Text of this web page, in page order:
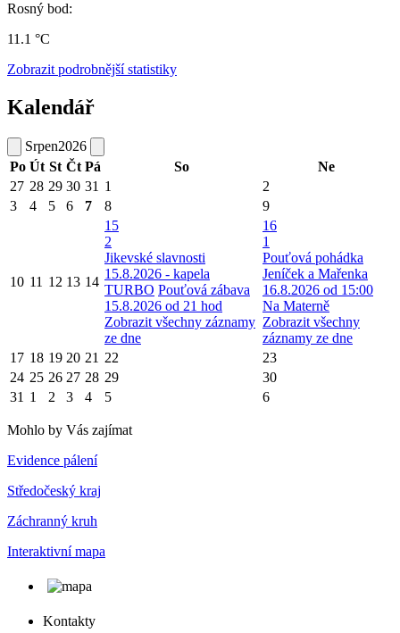
Rosný bod:
11.1 °C
Zobrazit podrobnější statistiky
Kalendář
Srpen2026
Po Út St Čt Pá So
Ne
27 28 29 30 31 1
2
3
4 5 6 7 8 9
10 11 12 13 14
15
2
Jikevské slavnosti
15.8.2026 - kapela
TURBO Pouťová zábava
15.8.2026 od 21 hod
Zobrazit všechny záznamy
ze dne
16
1
Pouťová pohádka
Jeníček a Mařenka
16.8.2026 od 15:00
Na Materně
Zobrazit všechny
záznamy ze dne
17 18 19 20 21 22
23
24 25 26 27 28 29
30
31 1 2 3 4 5 6
Mohlo by Vás zajímat
Evidence pálení
Středočeský kraj
Záchranný kruh
Interaktivní mapa
Kontakty